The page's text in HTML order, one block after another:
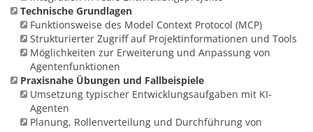
Technische Grundlagen
Funktionsweise des Model Context Protocol (MCP)
Strukturierter Zugriff auf Projektinformationen und Tools
Möglichkeiten zur Erweiterung und Anpassung von
Agentenfunktionen
Praxisnahe Übungen und Fallbeispiele
Umsetzung typischer Entwicklungsaufgaben mit KI-
Agenten
Planung, Rollenverteilung und Durchführung von